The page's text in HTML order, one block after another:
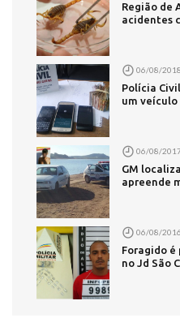
Região de
acidentes
06/08/2018
Polícia
um veículo
06/08/
GM
apreende
06/08/2016
Foragido é
no Jd São